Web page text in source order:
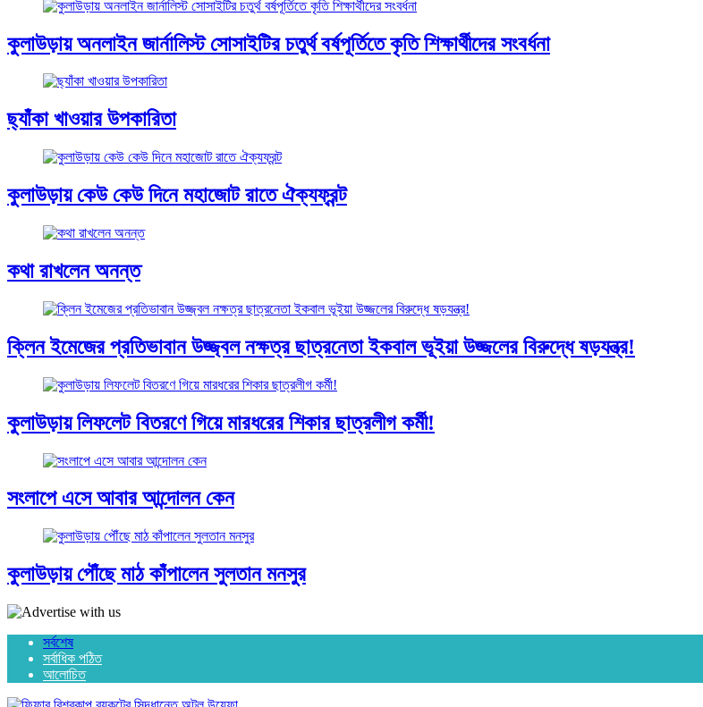
কুলাউড়ায় অনলাইন জার্নালিস্ট সোসাইটির চতুর্থ বর্ষপূর্তিতে কৃতি শিক্ষার্থীদের সংবর্ধনা
ছ্যাঁকা খাওয়ার উপকারিতা
কুলাউড়ায় কেউ কেউ দিনে মহাজোট রাতে ঐক্যফ্রন্ট
কথা রাখলেন অনন্ত
ক্লিন ইমেজের প্রতিভাবান উজ্জ্বল নক্ষত্র ছাত্রনেতা ইকবাল ভূইয়া উজ্জলের বিরুদ্ধে ষড়যন্ত্র!
কুলাউড়ায় লিফলেট বিতরণে গিয়ে মারধরের শিকার ছাত্রলীগ কর্মী!
সংলাপে এসে আবার আন্দোলন কেন
কুলাউড়ায় পৌঁছে মাঠ কাঁপালেন সুলতান মনসুর
সর্বশেষ
সর্বাধিক পঠিত
আলোচিত